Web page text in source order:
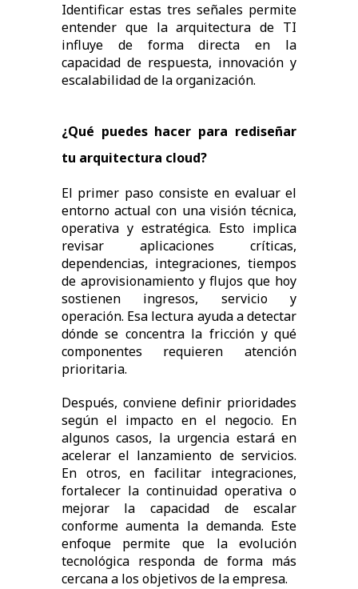
Identificar estas tres señales permite
entender que la arquitectura de TI
influye de forma directa en la
capacidad de respuesta, innovación y
escalabilidad de la organización.
¿Qué puedes hacer para rediseñar
tu arquitectura cloud?
El primer paso consiste en evaluar el
entorno actual con una visión técnica,
operativa y estratégica. Esto implica
revisar aplicaciones críticas,
dependencias, integraciones, tiempos
de aprovisionamiento y flujos que hoy
sostienen ingresos, servicio y
operación. Esa lectura ayuda a detectar
dónde se concentra la fricción y qué
componentes requieren atención
prioritaria.
Después, conviene definir prioridades
según el impacto en el negocio. En
algunos casos, la urgencia estará en
acelerar el lanzamiento de servicios.
En otros, en facilitar integraciones,
fortalecer la continuidad operativa o
mejorar la capacidad de escalar
conforme aumenta la demanda. Este
enfoque permite que la evolución
tecnológica responda de forma más
cercana a los objetivos de la empresa.